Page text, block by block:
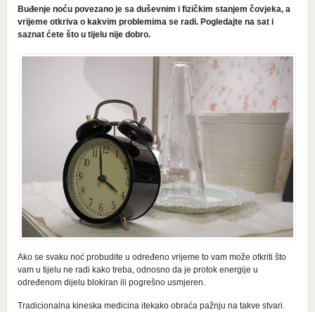
Buđenje noću povezano je sa duševnim i fizičkim stanjem čovjeka, a
vrijeme otkriva o kakvim problemima se radi. Pogledajte na sat i
saznat ćete što u tijelu nije dobro.
Ako se svaku noć probudite u određeno vrijeme to vam može otkriti što
vam u tijelu ne radi kako treba, odnosno da je protok energije u
određenom dijelu blokiran ili pogrešno usmjeren.
Tradicionalna kineska medicina itekako obraća pažnju na takve stvari.